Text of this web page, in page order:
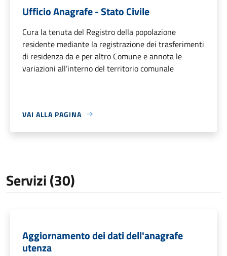
Ufficio Anagrafe - Stato Civile
Cura la tenuta del Registro della popolazione
residente mediante la registrazione dei trasferimenti
di residenza da e per altro Comune e annota le
variazioni all’interno del territorio comunale
VAI ALLA PAGINA
Servizi (30)
Aggiornamento dei dati dell'anagrafe
utenza